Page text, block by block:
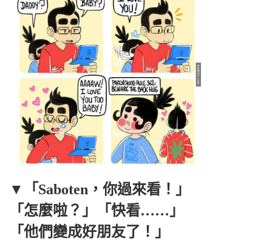
▼「Saboten，你過來看！」
「怎麼啦？」「快看……」
「他們變成好朋友了！」